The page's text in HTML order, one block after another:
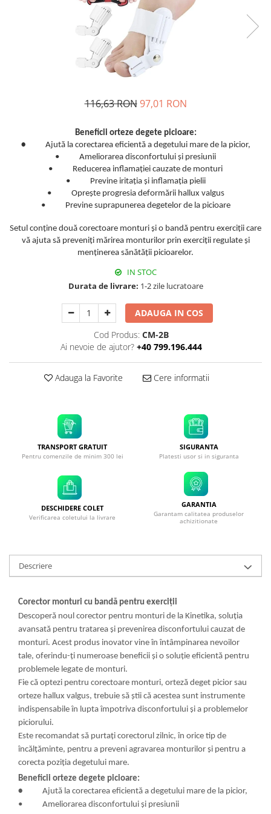
116,63 RON 97,01 RON
Beneficii orteze degete picioare:
• Ajută la corectarea eficientă a degetului mare de la picior,
• Ameliorarea disconfortului și presiunii
• Reducerea inflamației cauzate de monturi
• Previne iritația și inflamația pielii
• Oprește progresia deformării hallux valgus
• Previne suprapunerea degetelor de la picioare
Setul conține două corectoare monturi și o bandă pentru exerciții care
vă ajuta să preveniți mărirea monturilor prin exerciții regulate și
menținerea sănătății picioarelor.
IN STOC
Durata de livrare: 1-2 zile lucratoare
ADAUGA IN COS
Cod Produs: CM-2B
Ai nevoie de ajutor? +40 799.196.444
Adauga la Favorite Cere informatii
TRANSPORT GRATUIT
Pentru comenzile de minim 300 lei
SIGURANTA
Platesti usor si in siguranta
DESCHIDERE COLET
Verificarea coletului la livrare
GARANTIA
Garantam calitatea produselor
achizitionate
Descriere
Corector monturi cu bandă pentru exerciții
Descoperă noul corector pentru monturi de la Kinetika, soluția
avansată pentru tratarea și prevenirea disconfortului cauzat de
monturi. Acest produs inovator vine în întâmpinarea nevoilor
tale, oferindu-ți numeroase beneficii și o soluție eficientă pentru
problemele legate de monturi.
Fie că optezi pentru corectoare monturi, orteză deget picior sau
orteze hallux valgus, trebuie să știi că acestea sunt instrumente
indispensabile în lupta împotriva disconfortului și a problemelor
piciorului.
Este recomandat să purtați corectorul zilnic, în orice tip de
încălțăminte, pentru a preveni agravarea monturilor și pentru a
corecta poziția degetului mare.
Beneficii orteze degete picioare:
• Ajută la corectarea eficientă a degetului mare de la picior,
• Ameliorarea disconfortului și presiunii